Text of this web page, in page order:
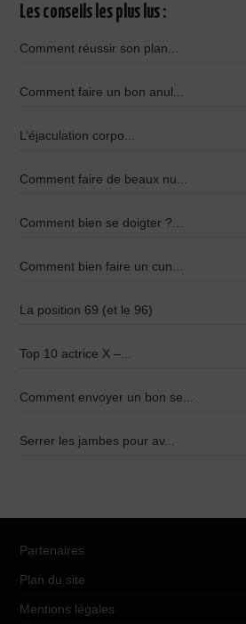
Les conseils les plus lus :
Comment réussir son plan...
Comment faire un bon anul...
L’éjaculation corpo...
Comment faire de beaux nu...
Comment bien se doigter ?...
Comment bien faire un cun...
La position 69 (et le 96)
Top 10 actrice X –...
Comment envoyer un bon se...
Serrer les jambes pour av...
Partenaires
Plan du site
Mentions légales